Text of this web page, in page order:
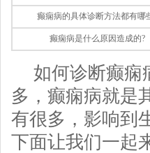
癫痫病的具体诊断方法都有哪
癫痫病是什么原因造成的?
如何诊断癫痫
多，癫痫病就是
有很多，影响到
下面让我们一起